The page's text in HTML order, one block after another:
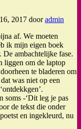
2017 dooradmin
af. We moeten
ik mijn eigen boek
De ambachtelijke fase.
liggen om de laptop
te bladeren om
was niet op een
soms -‘Dit leg je pas
de tekst die onder
en ingekleurd, nu